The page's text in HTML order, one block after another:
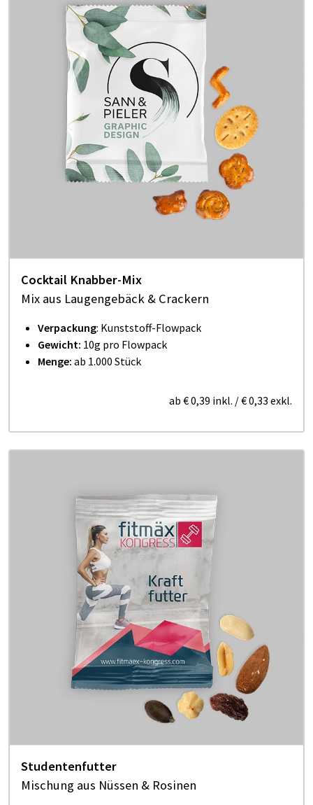
Cocktail Knabber-Mix
Mix aus Laugengebäck & Crackern
Verpackung: Kunststoff-Flowpack
Gewicht: 10g pro Flowpack
Menge: ab 1.000 Stück
ab € 0,39 inkl. /€ 0,33 exkl.
Studentenfutter
Mischung aus Nüssen & Rosinen